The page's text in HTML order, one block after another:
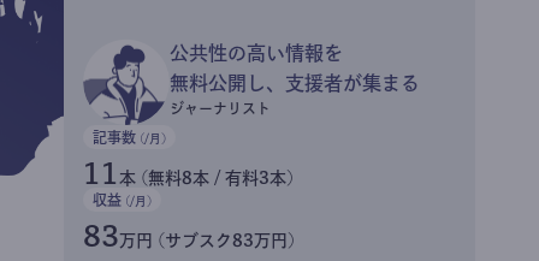
公共性の高い情報を
無料公開し、支援者が集まる
ジャーナリスト
記事数 (/月)
11 本 (無料8本 / 有料3本)
収益 (/月)
83万円 (サブスク83万円)